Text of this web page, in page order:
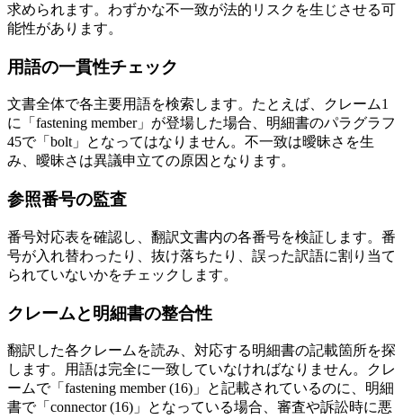
求められます。わずかな不一致が法的リスクを生じさせる可
能性があります。
用語の一貫性チェック
文書全体で各主要用語を検索します。たとえば、クレーム1
に「fastening member」が登場した場合、明細書のパラグラフ
45で「bolt」となってはなりません。不一致は曖昧さを生
み、曖昧さは異議申立ての原因となります。
参照番号の監査
番号対応表を確認し、翻訳文書内の各番号を検証します。番
号が入れ替わったり、抜け落ちたり、誤った訳語に割り当て
られていないかをチェックします。
クレームと明細書の整合性
翻訳した各クレームを読み、対応する明細書の記載箇所を探
します。用語は完全に一致していなければなりません。クレ
ームで「fastening member (16)」と記載されているのに、明細
書で「connector (16)」となっている場合、審査や訴訟時に悪